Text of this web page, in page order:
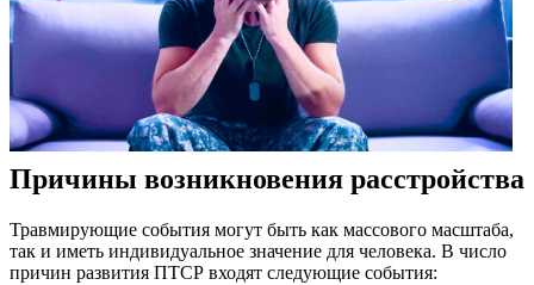
Причины возникновения расстройства
Травмирующие события могут быть как массового масштаба,
так и иметь индивидуальное значение для человека. В число
причин развития ПТСР входят следующие события: